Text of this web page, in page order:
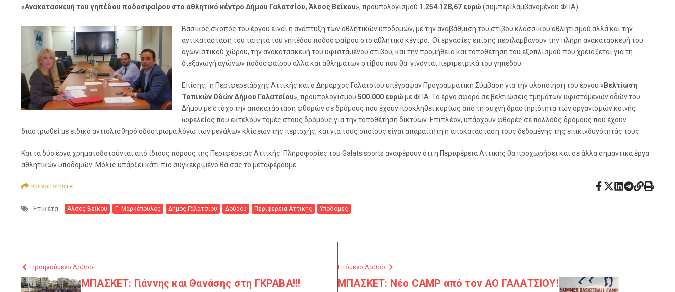
«Ανακατασκευή του γηπέδου ποδοσφαίρου στο αθλητικό κέντρο Δήμου Γαλατσίου, Άλσος Βεΐκου», προϋπολογισμού 1.254.128,67 ευρώ (συμπεριλαμβανομένου ΦΠΑ).
Βασικός σκοπός του έργου είναι η ανάπτυξη των αθλητικών υποδομών, με την αναβάθμιση του στίβου κλασσικού αθλητισμού αλλά και την
αντικατάσταση του τάπητα του γηπέδου ποδοσφαίρου στο αθλητικό κέντρο. Οι εργασίες επίσης περιλαμβάνουν την πλήρη ανακατασκευή του
αγωνιστικού χώρου, την ανακατασκευή του υφιστάμενου στίβου, και την προμήθεια και τοποθέτηση του εξοπλισμού που χρειάζεται για τη
διεξαγωγή αγώνων ποδοσφαίρου αλλά και αθλημάτων στίβου που θα γίνονται περιμετρικά του γηπέδου.
Επίσης, η Περιφερειάρχης Αττικής και ο Δήμαρχος Γαλατσίου υπέγραψαν Προγραμματική Σύμβαση για την υλοποίηση του έργου « Βελτίωση
Τοπικών Οδών Δήμου Γαλατσίου», προϋπολογισμού 500.000 ευρώ με ΦΠΑ. Το έργο αφορά σε βελτιώσεις τμημάτων υφιστάμενων οδών του
Δήμου με στόχο την αποκατάσταση φθορών σε δρόμους που έχουν προκληθεί κυρίως από τη συχνή δραστηριότητα των οργανισμών κοινής
ωφελείας που εκτελούν τομές στους δρόμους για την τοποθέτηση δικτύων. Επιπλέον, υπάρχουν φθορές σε πολλούς δρόμους που έχουν
διαστρωθεί με ειδικό αντιολισθηρό οδόστρωμα λόγω των μεγάλων κλίσεων της περιοχής, και για τους οποίους είναι απαραίτητη η αποκατάσταση τους δεδομένης της επικινδυνότητάς τους.
Και τα δύο έργα χρηματοδοτούνται από ίδιους πόρους της Περιφέρειας Αττικής. Πληροφορίες του Galatsisports αναφέρουν ότι η Περιφέρεια Αττικής θα προχωρήσει και σε άλλα σημαντικά έργα
αθλητικών υποδομών. Μόλις υπάρξει κάτι πιο συγκεκριμένο θα σας το μεταφέρουμε.
Κοινοποιήστε
Ετικέτα: Άλσος Βέϊκου Γ. Μαρκόπουλος Δήμος Γαλατσίου Δούρου Περιφέρεια Αττικής Υποδομές
Προηγούμενο Άρθρο
ΜΠΑΣΚΕΤ: Γιάννης και Θανάσης στη ΓΚΡΑΒΑ!!!
Επόμενο Άρθρο
ΜΠΑΣΚΕΤ: Νέο CAMP από τον ΑΟ ΓΑΛΑΤΣΙΟΥ!